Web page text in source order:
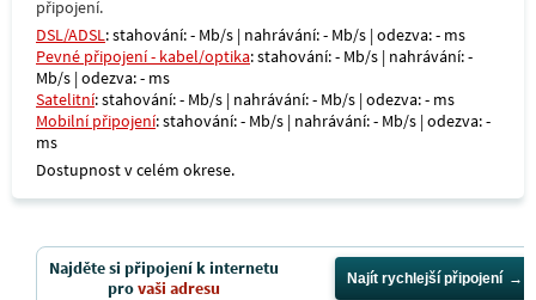
připojení.
DSL/ADSL: stahování: - Mb/s | nahrávání: - Mb/s | odezva: - ms
Pevné připojení - kabel/optika: stahování: - Mb/s | nahrávání: -
Mb/s | odezva: - ms
Satelitní: stahování: - Mb/s | nahrávání: - Mb/s | odezva: - ms
Mobilní připojení: stahování: - Mb/s | nahrávání: - Mb/s | odezva: -
ms
Dostupnost v celém okrese.
Najděte si připojení k internetu
provaši adresu Najít rychlejší připojení